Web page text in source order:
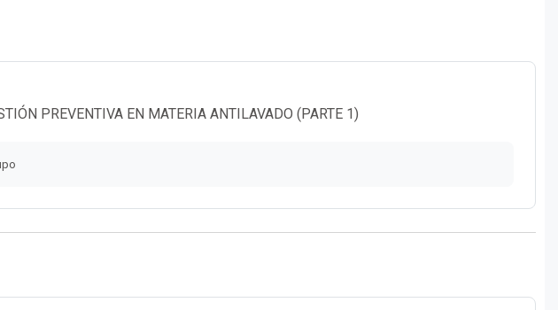
PREVENTIVA EN MATERIA ANTILAVADO (PARTE 1)